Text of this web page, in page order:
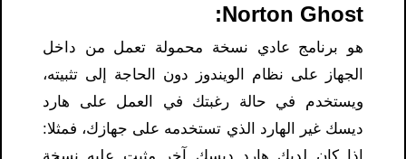
Norton Ghost:
هو برنامج عادي نسخة محمولة تعمل من داخل
الجهاز على نظام الويندوز دون الحاجة إلى تثبيته،
ويستخدم في حالة رغبتك في العمل على هارد
ديسك غير الهارد الذي تستخدمه على جهازك، فمثلا: